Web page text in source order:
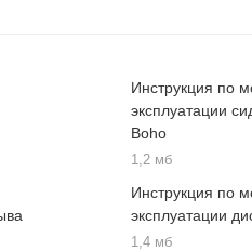
Инструкция по
эксплуатации
Boho
1,2 мб
Инструкция по
эксплуатации
1,4 мб